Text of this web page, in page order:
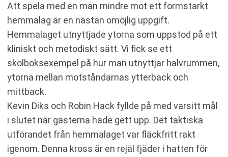
Att spela med en man mindre mot ett formstarkt
hemmalag är en nästan omöjlig uppgift.
Hemmalaget utnyttjade ytorna som uppstod på ett
kliniskt och metodiskt sätt. Vi fick se ett
skolboksexempel på hur man utnyttjar halvrummen,
ytorna mellan motståndarnas ytterback och
mittback.
Kevin Diks och Robin Hack fyllde på med varsitt mål
i slutet när gästerna hade gett upp. Det taktiska
utförandet från hemmalaget var fläckfritt rakt
igenom. Denna kross är en rejäl fjäder i hatten för